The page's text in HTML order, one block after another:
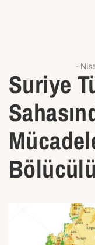
Suriye